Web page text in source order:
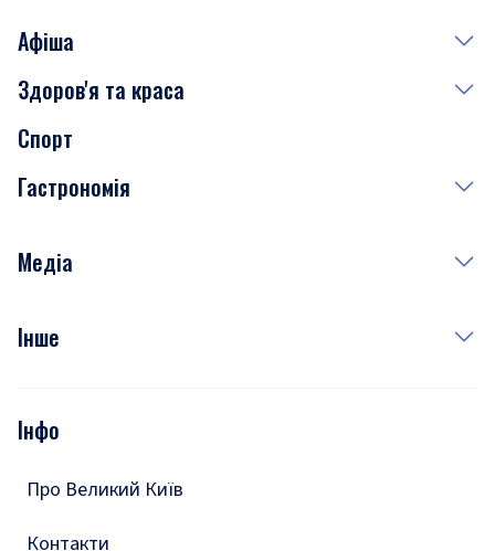
Афіша
Сьогодні
Завтра
Субота
Здоров'я та краса
Медицина
Краса
Спорт
Гастрономія
Рецепти
Медіа
Фото
Подкасти
Інше
Тести
Інфо
Про Великий Київ
Контакти